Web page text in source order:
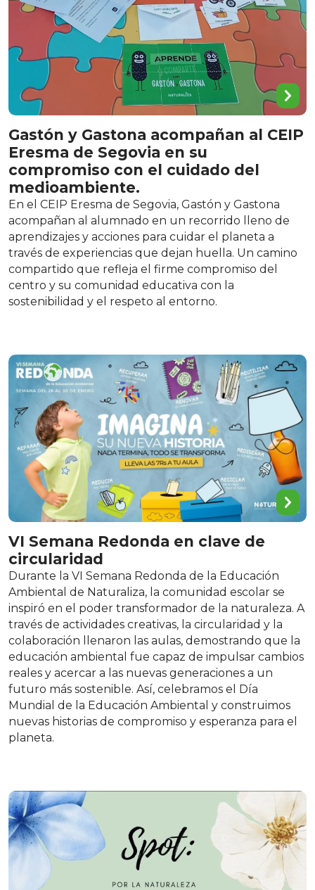
Gastón y Gastona acompañan al CEIP
Eresma de Segovia en su
compromiso con el cuidado del
medioambiente.
En el CEIP Eresma de Segovia, Gastón y Gastona
acompañan al alumnado en un recorrido lleno de
aprendizajes y acciones para cuidar el planeta a
través de experiencias que dejan huella. Un camino
compartido que refleja el firme compromiso del
centro y su comunidad educativa con la
sostenibilidad y el respeto al entorno.
VI Semana Redonda en clave de
circularidad
Durante la VI Semana Redonda de la Educación
Ambiental de Naturaliza, la comunidad escolar se
inspiró en el poder transformador de la naturaleza. A
través de actividades creativas, la circularidad y la
colaboración llenaron las aulas, demostrando que la
educación ambiental fue capaz de impulsar cambios
reales y acercar a las nuevas generaciones a un
futuro más sostenible. Así, celebramos el Día
Mundial de la Educación Ambiental y construimos
nuevas historias de compromiso y esperanza para el
planeta.